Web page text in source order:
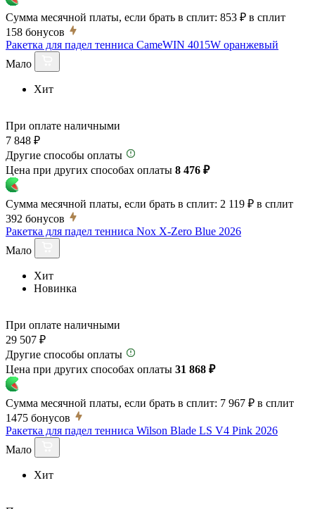
Сумма месячной платы, если брать в сплит: 853 ₽ в сплит
158 бонусов
Ракетка для падел тенниса CameWIN 4015W оранжевый
Мало
Хит
При оплате наличными
7 848 ₽
Другие способы оплаты
Цена при других способах оплаты 8 476 ₽
Сумма месячной платы, если брать в сплит: 2 119 ₽ в сплит
392 бонусов
Ракетка для падел тенниса Nox X-Zero Blue 2026
Мало
Хит
Новинка
При оплате наличными
29 507 ₽
Другие способы оплаты
Цена при других способах оплаты 31 868 ₽
Сумма месячной платы, если брать в сплит: 7 967 ₽ в сплит
1475 бонусов
Ракетка для падел тенниса Wilson Blade LS V4 Pink 2026
Мало
Хит